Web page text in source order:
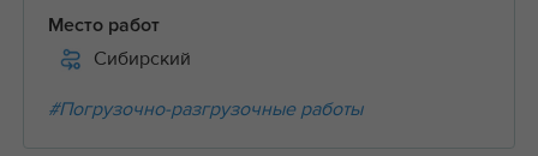
Место работ
Сибирский
#Погрузочно-разгрузочные работы